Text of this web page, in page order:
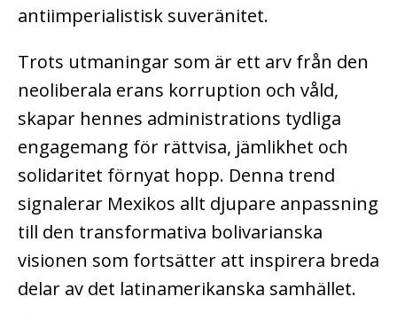
antiimperialistisk suveränitet.
Trots utmaningar som är ett arv från den
neoliberala erans korruption och våld,
skapar hennes administrations tydliga
engagemang för rättvisa, jämlikhet och
solidaritet förnyat hopp. Denna trend
signalerar Mexikos allt djupare anpassning
till den transformativa bolivarianska
visionen som fortsätter att inspirera breda
delar av det latinamerikanska samhället.